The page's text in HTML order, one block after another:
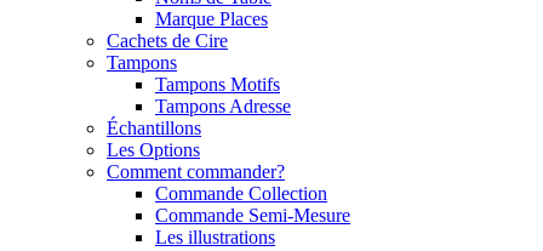
Marque Places
Cachets de Cire
Tampons
Tampons Motifs
Tampons Adresse
Échantillons
Les Options
Comment commander?
Commande Collection
Commande Semi-Mesure
Les illustrations